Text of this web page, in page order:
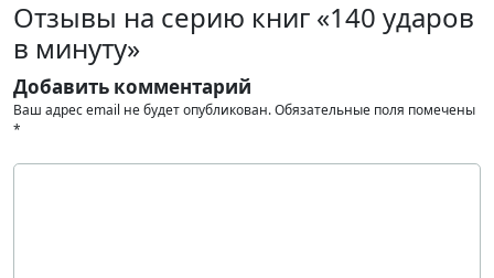
Отзывы на серию книг «140 ударов
в минуту»
Добавить комментарий
Ваш адрес email не будет опубликован.Обязательные поля помечены
*